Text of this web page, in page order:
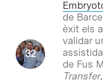
de
èxit els
validar
de Fus
Transfer